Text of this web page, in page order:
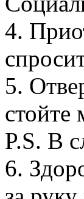
4.
5.
стойте
P.S. В
6.